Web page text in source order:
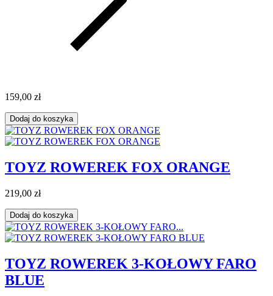
159,00 zł
Dodaj do koszyka
TOYZ ROWEREK FOX ORANGE
219,00 zł
Dodaj do koszyka
TOYZ ROWEREK 3-KOŁOWY FARO
BLUE